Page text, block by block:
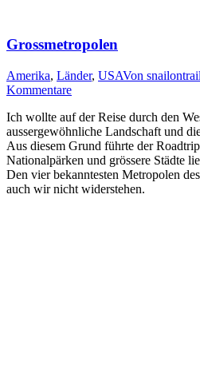
Grossmetropolen
Amerika, Länder, USAVon snailontrail
Kommentare
Ich wollte auf der Reise durch den
aussergewöhnliche Landschaft und
Aus diesem Grund führte der
Nationalpärken und grössere Städte
Den vier bekanntesten Metropolen
auch wir nicht widerstehen.